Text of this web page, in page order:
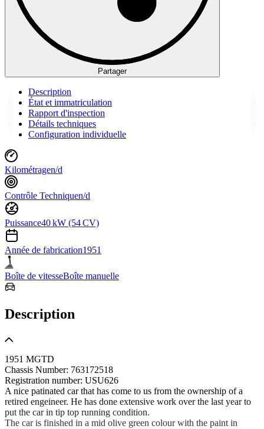
Partager
Description
État et immatriculation
Rapport d'inspection
Détails techniques
Configuration individuelle
Kilométragen/d
Contrôle Techniquen/d
Puissance40 kW (54 CV)
Année de fabrication1951
Boîte de vitesseBoîte manuelle
Description
1951 MGTD
Chassis Number: 763172518
Registration number: USU626
A nice patinated car that has come to us from the ownership of a
retired engeineer. He has done extensive work over the last year to
put the car in tip top running condition.
The car is finished in a mid olive green colour with the paint in